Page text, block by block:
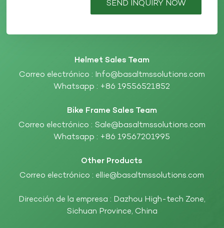
SEND INQUIRY NOW
Helmet Sales Team
Correo electrónico : Info@basaltmssolutions.com
Whatsapp : +86 19556521852
Bike Frame Sales Team
Correo electrónico : Sale@basaltmssolutions.com
Whatsapp : +86 19567201995
Other Products
Correo electrónico : ellie@basaltmssolutions.com
Dirección de la empresa : Dazhou High-tech Zone,
Sichuan Province, China